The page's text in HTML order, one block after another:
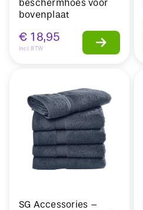
beschermhoes voor
bovenplaat
€ 18,95
Incl. BTW
SG Accessories –